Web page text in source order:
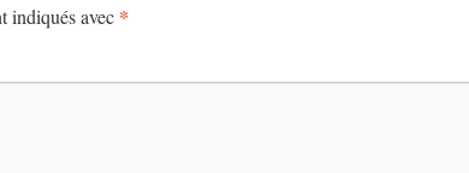
indiqués avec *